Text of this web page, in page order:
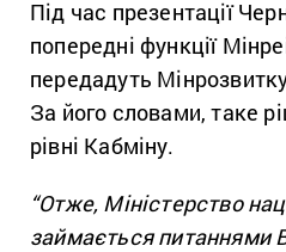
Під час презентації
попередні функції
передадуть
За його словами, таке
рівні Кабміну.
“Отже, Міністерство
займається питаннями